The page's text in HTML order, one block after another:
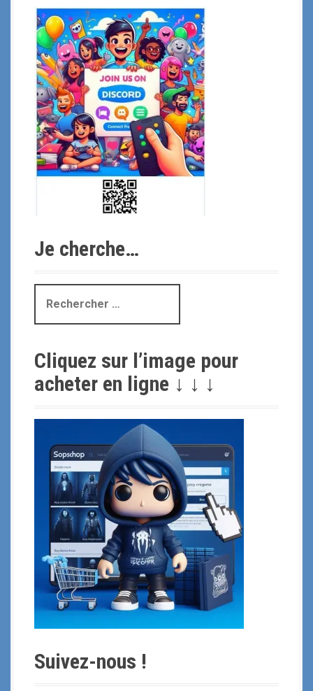
Je cherche…
c
e
c
Cliquez sur l’image pour
acheter en ligne ↓ ↓ ↓
Suivez-nous !